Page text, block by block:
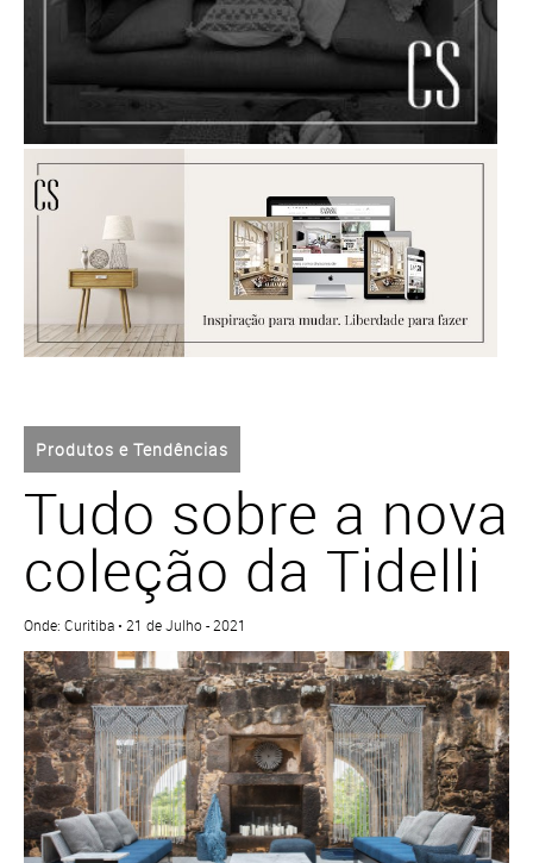
Produtos e Tendências
Tudo sobre a nova
coleção da Tidelli
Onde: Curitiba • 21 de Julho - 2021